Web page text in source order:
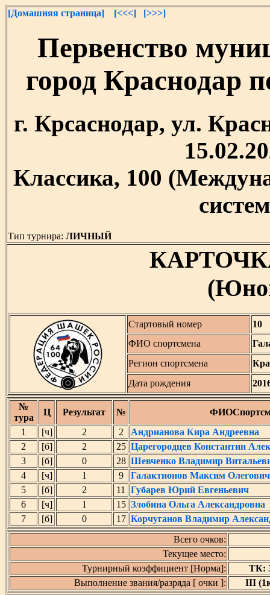
[Домашняя страница] [<<<] [>>>]
Первенство
город Краснодар
г. Крсаснодар, ул.
Классика, 100
Тип турнира: ЛИЧНЫЙ
Стартовый номер
10
ФИО спортсмена
Регион спортсмена
Дата рождения
№
тура
Ц Результат №
1
[ч] 2 2
Андрианова Кира Андреевна
2
[б] 2 25 Царегородцев Константин
3
[б] 0 28 Шевченко Владимир
4
[ч] 1 9
Галактионов Максим Олегович
5
[б] 2 11
Губарев Юрий Евгеньевич
6
[ч] 1 15 Злобина Ольга Александровна
7
[б] 0 17 Корчуганов Владимир
Всего очков:
Текущее место:
Турнирный коэффициент [Норма]:
ТК:
Выполнение звания/разряда [ очки ]:
III